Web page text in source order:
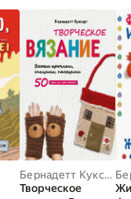
Бернадетт Куксарт
Творческое